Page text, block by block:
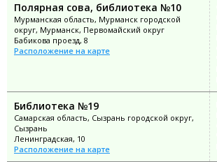
Полярная сова, библиотека №10
Мурманская область, Мурманск городской
округ, Мурманск, Первомайский округ
Бабикова проезд, 8
Расположение на карте
Библиотека №19
Самарская область, Сызрань городской округ,
Сызрань
Ленинградская, 10
Расположение на карте